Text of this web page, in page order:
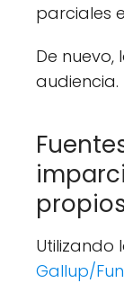
parciales
De
audiencia.
Utilizando
Gallup/